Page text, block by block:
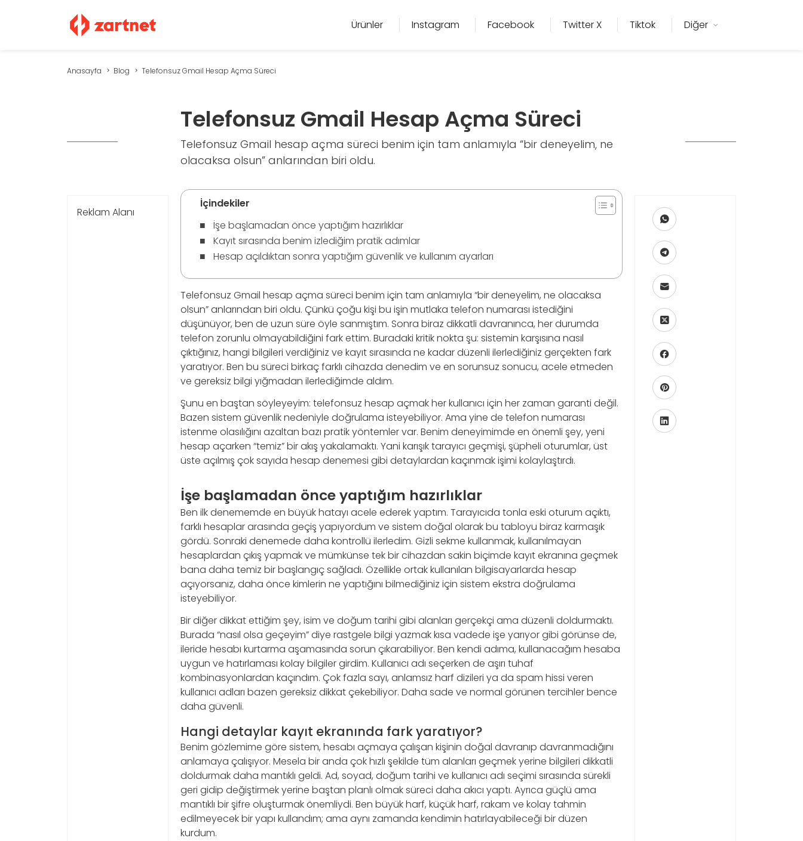
Ürünler Instagram Facebook Twitter X Tiktok Diğer
Anasayfa Blog Telefonsuz Gmail Hesap Açma Süreci
Telefonsuz Gmail Hesap Açma Süreci
Telefonsuz Gmail hesap açma süreci benim için tam anlamıyla “bir deneyelim, ne
olacaksa olsun” anlarından biri oldu.
Reklam Alanı
İçindekiler
İşe başlamadan önce yaptığım hazırlıklar
Kayıt sırasında benim izlediğim pratik adımlar
Hesap açıldıktan sonra yaptığım güvenlik ve kullanım ayarları
Telefonsuz Gmail hesap açma süreci benim için tam anlamıyla “bir deneyelim, ne olacaksa
olsun” anlarından biri oldu. Çünkü çoğu kişi bu işin mutlaka telefon numarası istediğini
düşünüyor, ben de uzun süre öyle sanmıştım. Sonra biraz dikkatli davranınca, her durumda
telefon zorunlu olmayabildiğini fark ettim. Buradaki kritik nokta şu: sistemin karşısına nasıl
çıktığınız, hangi bilgileri verdiğiniz ve kayıt sırasında ne kadar düzenli ilerlediğiniz gerçekten fark
yaratıyor. Ben bu süreci birkaç farklı cihazda denedim ve en sorunsuz sonucu, acele etmeden
ve gereksiz bilgi yığmadan ilerlediğimde aldım.
Şunu en baştan söyleyeyim: telefonsuz hesap açmak her kullanıcı için her zaman garanti değil.
Bazen sistem güvenlik nedeniyle doğrulama isteyebiliyor. Ama yine de telefon numarası
istenme olasılığını azaltan bazı pratik yöntemler var. Benim deneyimimde en önemli şey, yeni
hesap açarken “temiz” bir akış yakalamaktı. Yani karışık tarayıcı geçmişi, şüpheli oturumlar, üst
üste açılmış çok sayıda hesap denemesi gibi detaylardan kaçınmak işimi kolaylaştırdı.
İşe başlamadan önce yaptığım hazırlıklar
Ben ilk denememde en büyük hatayı acele ederek yaptım. Tarayıcıda tonla eski oturum açıktı,
farklı hesaplar arasında geçiş yapıyordum ve sistem doğal olarak bu tabloyu biraz karmaşık
gördü. Sonraki denemede daha kontrollü ilerledim. Gizli sekme kullanmak, kullanılmayan
hesaplardan çıkış yapmak ve mümkünse tek bir cihazdan sakin biçimde kayıt ekranına geçmek
bana daha temiz bir başlangıç sağladı. Özellikle ortak kullanılan bilgisayarlarda hesap
açıyorsanız, daha önce kimlerin ne yaptığını bilmediğiniz için sistem ekstra doğrulama
isteyebiliyor.
Bir diğer dikkat ettiğim şey, isim ve doğum tarihi gibi alanları gerçekçi ama düzenli doldurmaktı.
Burada “nasıl olsa geçeyim” diye rastgele bilgi yazmak kısa vadede işe yarıyor gibi görünse de,
ileride hesabı kurtarma aşamasında sorun çıkarabiliyor. Ben kendi adıma, kullanacağım hesaba
uygun ve hatırlaması kolay bilgiler girdim. Kullanıcı adı seçerken de aşırı tuhaf
kombinasyonlardan kaçındım. Çok fazla sayı, anlamsız harf dizileri ya da spam hissi veren
kullanıcı adları bazen gereksiz dikkat çekebiliyor. Daha sade ve normal görünen tercihler bence
daha güvenli.
Hangi detaylar kayıt ekranında fark yaratıyor?
Benim gözlemime göre sistem, hesabı açmaya çalışan kişinin doğal davranıp davranmadığını
anlamaya çalışıyor. Mesela bir anda çok hızlı şekilde tüm alanları geçmek yerine bilgileri dikkatli
doldurmak daha mantıklı geldi. Ad, soyad, doğum tarihi ve kullanıcı adı seçimi sırasında sürekli
geri gidip değiştirmek yerine baştan planlı olmak süreci daha akıcı yaptı. Ayrıca güçlü ama
mantıklı bir şifre oluşturmak önemliydi. Ben büyük harf, küçük harf, rakam ve kolay tahmin
edilmeyecek bir yapı kullandım; ama aynı zamanda kendimin hatırlayabileceği bir düzen
kurdum.